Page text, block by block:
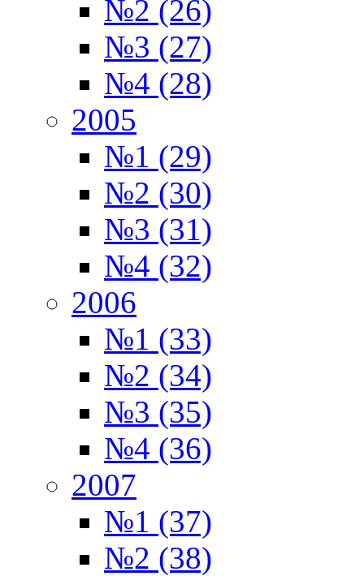
№2 (26)
№3 (27)
№4 (28)
2005
№1 (29)
№2 (30)
№3 (31)
№4 (32)
2006
№1 (33)
№2 (34)
№3 (35)
№4 (36)
2007
№1 (37)
№2 (38)